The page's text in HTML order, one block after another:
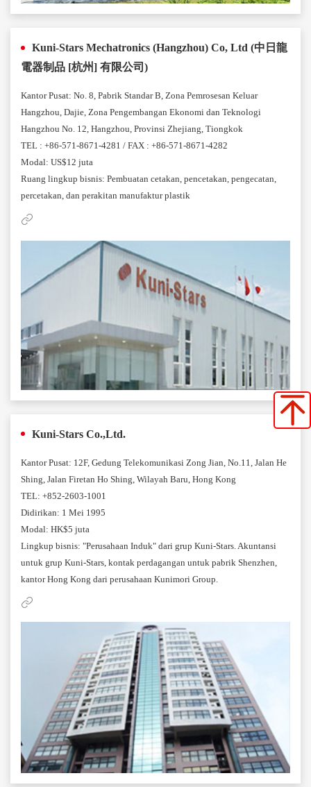
Kuni-Stars Mechatronics (Hangzhou) Co, Ltd (中日龍
電器制品 [杭州] 有限公司)
Kantor Pusat: No. 8, Pabrik Standar B, Zona Pemrosesan Keluar
Hangzhou, Dajie, Zona Pengembangan Ekonomi dan Teknologi
Hangzhou No. 12, Hangzhou, Provinsi Zhejiang, Tiongkok
TEL : +86-571-8671-4281 / FAX : +86-571-8671-4282
Modal: US$12 juta
Ruang lingkup bisnis: Pembuatan cetakan, pencetakan, pengecatan,
percetakan, dan perakitan manufaktur plastik
Kuni-Stars Co.,Ltd.
Kantor Pusat: 12F, Gedung Telekomunikasi Zong Jian, No.11, Jalan He
Shing, Jalan Firetan Ho Shing, Wilayah Baru, Hong Kong
TEL: +852-2603-1001
Didirikan: 1 Mei 1995
Modal: HK$5 juta
Lingkup bisnis: "Perusahaan Induk" dari grup Kuni-Stars. Akuntansi
untuk grup Kuni-Stars, kontak perdagangan untuk pabrik Shenzhen,
kantor Hong Kong dari perusahaan Kunimori Group.